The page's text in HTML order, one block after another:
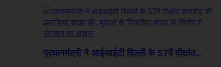
प्रधानमंत्री ने आईआईटी दिल्ली के 57वें दीक्षांत...